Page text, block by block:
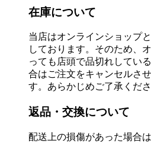
在庫について
当店はオンラインショップ
しております。そのため、
っても店頭で品切れしてい
合はご注文をキャンセルさ
す。あらかじめご了承くださ
返品・交換について
配送上の損傷があった場合